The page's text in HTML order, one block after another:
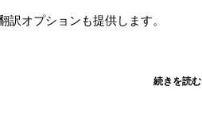
オプションも提供します。
続きを読む